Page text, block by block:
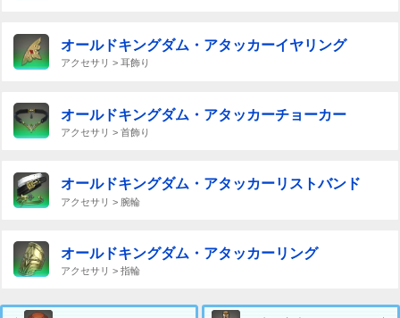
オールドキングダム・アタッカーイヤリング
アクセサリ > 耳飾り
オールドキングダム・アタッカーチョーカー
アクセサリ > 首飾り
オールドキングダム・アタッカーリストバンド
アクセサリ > 腕輪
オールドキングダム・アタッカーリング
アクセサリ > 指輪